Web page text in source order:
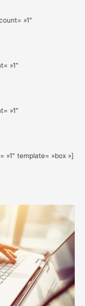
»1″
»1″
»1″
»1″ template= »box »]